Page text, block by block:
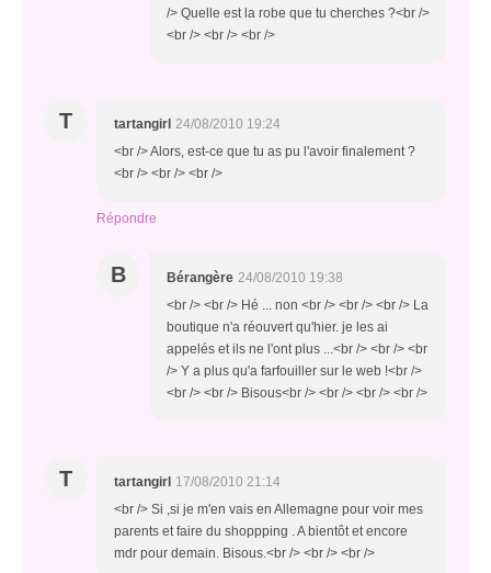
/> Quelle est la robe que tu cherches ?<br />
<br /> <br /> <br />
T tartangirl 24/08/2010 19:24
<br /> Alors, est-ce que tu as pu l'avoir finalement ?
<br /> <br /> <br />
Répondre
B Bérangère 24/08/2010 19:38
<br /> <br /> Hé ... non <br /> <br /> <br /> La
boutique n'a réouvert qu'hier. je les ai
appelés et ils ne l'ont plus ...<br /> <br /> <br
/> Y a plus qu'a farfouiller sur le web !<br />
<br /> <br /> Bisous<br /> <br /> <br /> <br />
T tartangirl 17/08/2010 21:14
<br /> Si ,si je m'en vais en Allemagne pour voir mes
parents et faire du shoppping . A bientôt et encore
mdr pour demain. Bisous.<br /> <br /> <br />